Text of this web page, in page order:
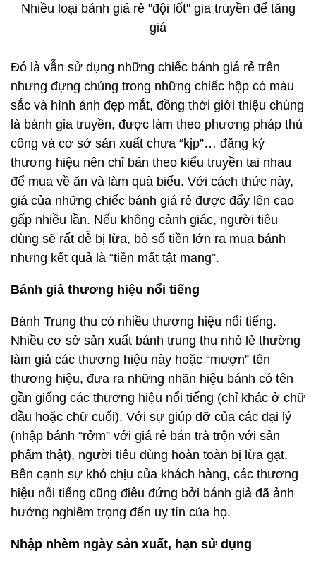
Nhiều loại bánh giá rẻ "đội lốt" gia truyền để tăng
giá
Đó là vẫn sử dụng những chiếc bánh giá rẻ trên
nhưng đựng chúng trong những chiếc hộp có màu
sắc và hình ảnh đẹp mắt, đồng thời giới thiệu chúng
là bánh gia truyền, được làm theo phương pháp thủ
công và cơ sở sản xuất chưa “kịp”… đăng ký
thương hiệu nên chỉ bán theo kiểu truyền tai nhau
để mua về ăn và làm quà biếu. Với cách thức này,
giá của những chiếc bánh giá rẻ được đẩy lên cao
gấp nhiều lần. Nếu không cảnh giác, người tiêu
dùng sẽ rất dễ bị lừa, bỏ số tiền lớn ra mua bánh
nhưng kết quả là “tiền mất tật mang”.
Bánh giả thương hiệu nổi tiếng
Bánh Trung thu có nhiều thương hiệu nổi tiếng.
Nhiều cơ sở sản xuất bánh trung thu nhỏ lẻ thường
làm giả các thương hiệu này hoặc “mượn” tên
thương hiệu, đưa ra những nhãn hiệu bánh có tên
gần giống các thương hiệu nổi tiếng (chỉ khác ở chữ
đầu hoặc chữ cuối). Với sự giúp đỡ của các đại lý
(nhập bánh “rởm” với giá rẻ bán trà trộn với sản
phẩm thật), người tiêu dùng hoàn toàn bị lừa gạt.
Bên cạnh sự khó chịu của khách hàng, các thương
hiệu nổi tiếng cũng điêu đứng bởi bánh giả đã ảnh
hưởng nghiêm trọng đến uy tín của họ.
Nhập nhèm ngày sản xuất, hạn sử dụng